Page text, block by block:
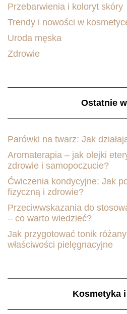
Przebarwienia i koloryt skóry
Trendy i nowości w
Uroda męska
Zdrowie
Ostatnie
Parówki na twarz: Jak
Aromaterapia – jak olejki
zdrowie i samopoczucie?
Ćwiczenia kondycyjne: Jak
fizyczną i zdrowie?
Przeciwwskazania do
– co warto wiedzieć?
Jak przygotować tonik
właściwości pielęgnacyjne
Kosmetyka